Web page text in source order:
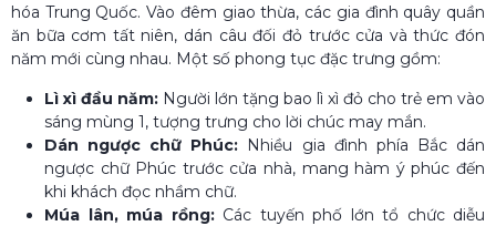
hóa Trung Quốc. Vào đêm giao thừa, các gia đình quây quần
ăn bữa cơm tất niên, dán câu đối đỏ trước cửa và thức đón
năm mới cùng nhau. Một số phong tục đặc trưng gồm:
Lì xì đầu năm: Người lớn tặng bao lì xì đỏ cho trẻ em vào
sáng mùng 1, tượng trưng cho lời chúc may mắn.
Dán ngược chữ Phúc: Nhiều gia đình phía Bắc dán
ngược chữ Phúc trước cửa nhà, mang hàm ý phúc đến
khi khách đọc nhầm chữ.
Múa lân, múa rồng:Các tuyến phố lớn tổ chức diễu